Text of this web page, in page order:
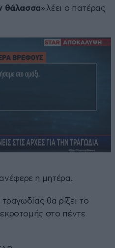
θάλασσα» λέει ο πατέρας
η μητέρα.
θα ρίξει το
στο πέντε